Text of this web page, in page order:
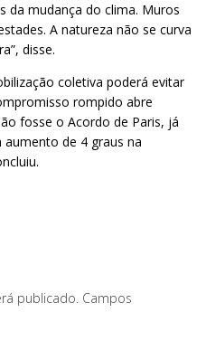
da mudança do clima. Muros
A natureza não se curva
disse.
coletiva poderá evitar
rompido abre
fosse o Acordo de Paris, já
de 4 graus na
publicado. Campos